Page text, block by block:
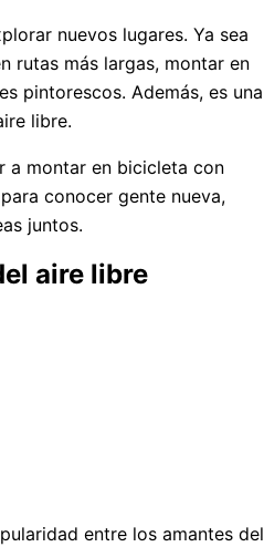
nuevos lugares. Ya sea
rutas más largas, montar en
pintorescos. Además, es una
libre.
a montar en bicicleta con
conocer gente nueva,
juntos.
aire libre
entre los amantes del